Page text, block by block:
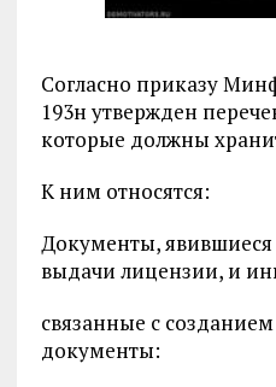
Согласно приказу
193н утвержден
которые должны
К ним относятся:
Документы,
выдачи лицензии, и
связанные с
документы: